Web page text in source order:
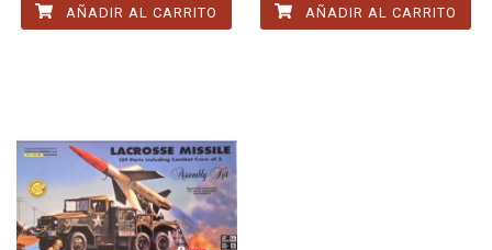
AÑADIR AL CARRITO AÑADIR AL CARRITO